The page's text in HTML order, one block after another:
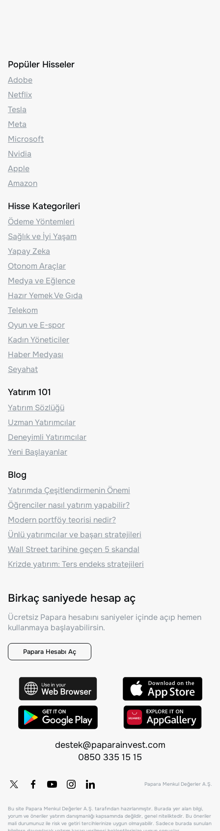
Popüler Hisseler
Adobe
Netflix
Tesla
Meta
Microsoft
Nvidia
Apple
Amazon
Hisse Kategorileri
Ödeme Yöntemleri
Sağlık ve İyi Yaşam
Yapay Zeka
Otonom Araçlar
Medya ve Eğlence
Hazır Yemek Ve Gıda
Telekom
Oyun ve E-spor
Kadın Yöneticiler
Haber Medyası
Seyahat
Yatırım 101
Yatırım Sözlüğü
Uzman Yatırımcılar
Deneyimli Yatırımcılar
Yeni Başlayanlar
Blog
Yatırımda Çeşitlendirmenin Önemi
Öğrenciler nasıl yatırım yapabilir?
Modern portföy teorisi nedir?
Ünlü yatırımcılar ve başarı stratejileri
Wall Street tarihine geçen 5 skandal
Krizde yatırım: Ters endeks stratejileri
Birkaç saniyede hesap aç
Ücretsiz Papara hesabını saniyeler içinde açıp hemen
kullanmaya başlayabilirsin.
Papara Hesabı Aç
destek@paparainvest.com
0850 335 15 15
Papara Menkul Değerler A.Ş.
Bu site Papara Menkul Değerler A.Ş. tarafından hazırlanmıştır. Burada yer alan bilgi,
yorum ve öneriler yatırım danışmanlığı kapsamında değildir, genel niteliktedir. Bu öneriler
mali durumunuz ile risk ve getiri tercihlerinize uygun olmayabilir. Sadece burada sunulan